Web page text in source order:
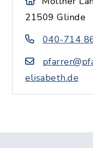
21509 Glinde
040-714
elisabeth.de